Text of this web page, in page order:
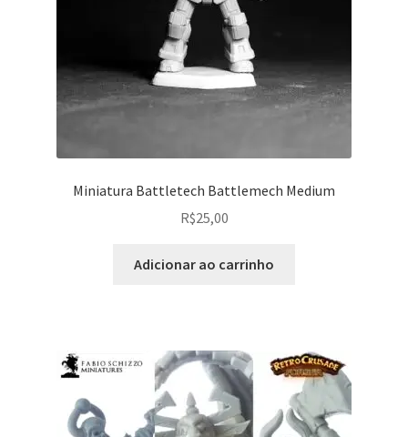
Miniatura Battletech Battlemech Medium
R$25,00
Adicionar ao carrinho